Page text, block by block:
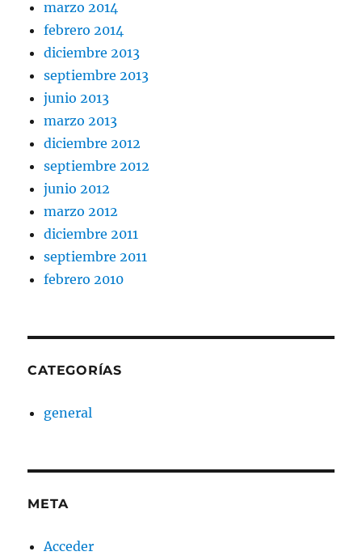
marzo 2014
febrero 2014
diciembre 2013
septiembre 2013
junio 2013
marzo 2013
diciembre 2012
septiembre 2012
junio 2012
marzo 2012
diciembre 2011
septiembre 2011
febrero 2010
CATEGORÍAS
general
META
Acceder